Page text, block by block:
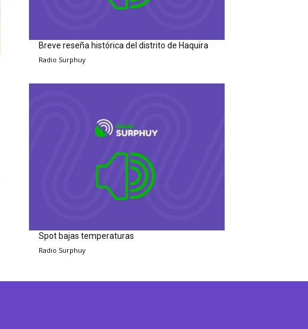
Breve reseña histórica del distrito de Haquira
Radio Surphuy
Spot bajas temperaturas
Radio Surphuy